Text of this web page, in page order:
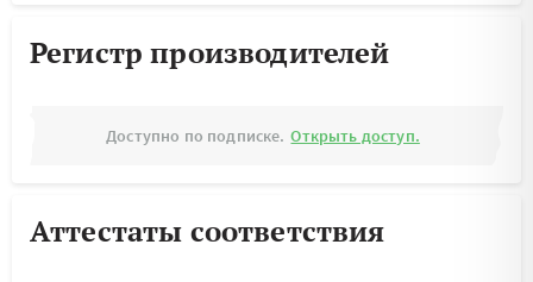
Регистр производителей
Доступно по подписке. Открыть доступ.
Аттестаты соответствия